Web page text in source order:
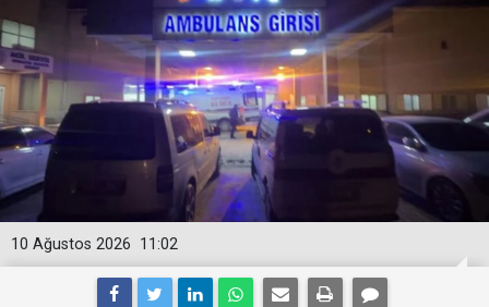
11:02
10 Ağustos 2026